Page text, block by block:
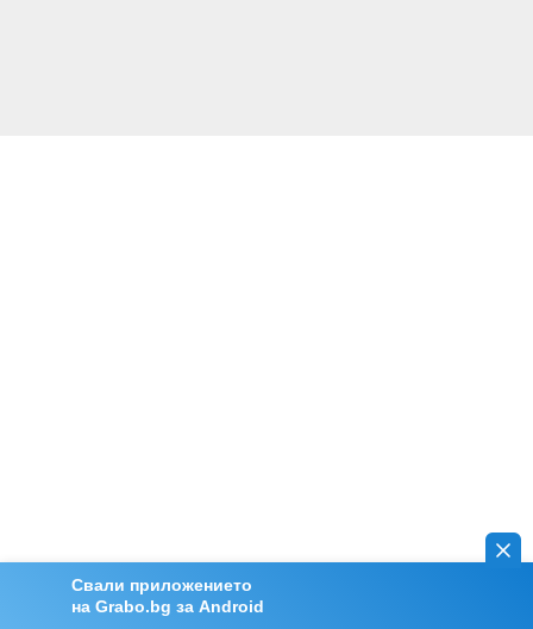
Свали приложението
на Grabo.bg за Android